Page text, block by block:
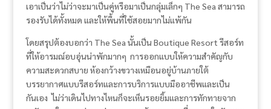
เอาเป็นว่าไม่ว่าจะมาเป็นคู่หรือมาเป็นกลุ่มเล็กๆ The Sea สามารถ
รองรับได้ทั้งหมด และให้พื้นที่ใช้สอยมากไม่แพ้กัน
โดยสรุปต้องบอกว่า The Sea นั้นเป็น Boutique Resort รีสอร์ท
ที่ให้อารมณ์อบอุ่นน่าพักมากๆ การออกแบบให้ความสำคัญกับ
ความสะดวกสบาย ห้องกว้างขวางเหมือนอยู่บ้านภายใต้
บรรยากาศแบบรีสอร์ทและการบริการแบบมืออาชีพและเป็น
กันเอง ไม่ว่าเดินไปทางไหนก็จะเห็นรอยยิ้มและการทักทายจาก